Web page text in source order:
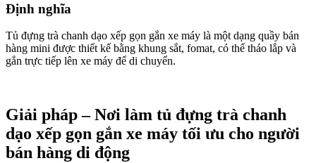
Định nghĩa
Tủ đựng trà chanh dạo xếp gọn gắn xe máy là một dạng quầy bán
hàng mini được thiết kế bằng khung sắt, fomat, có thể tháo lắp và
gắn trực tiếp lên xe máy để di chuyển.
Giải pháp – Nơi làm tủ đựng trà chanh
dạo xếp gọn gắn xe máy tối ưu cho người
bán hàng di động